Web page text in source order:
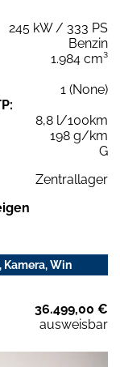
245 kW / 333 PS
Benzin
1.984 cm³
1 (None)
8,8 l/100km
198 g/km
G
Zentrallager
Kamera, Win
36.499,00 €
ausweisbar